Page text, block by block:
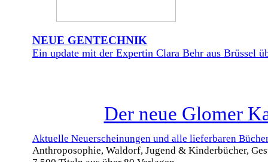
NEUE GENTECHNIK
Ein update mit der Expertin Clara Behr aus Brüssel
Der neue Glomer
Aktuelle Neuerscheinungen und alle lieferbaren
Anthroposophie, Waldorf, Jugend & Kinderbücher,